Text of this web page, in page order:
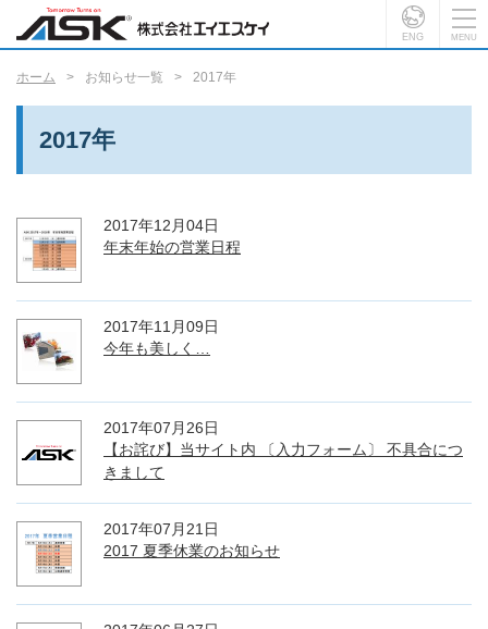
ENG
ホーム お知らせ一覧 2017年
2017年
2017年12月04日
年末年始の営業日程
2017年11月09日
今年も美しく…
2017年07月26日
【お詫び】当サイト内 〔入力フォーム〕 不具合につ
きまして
2017年07月21日
2017 夏季休業のお知らせ